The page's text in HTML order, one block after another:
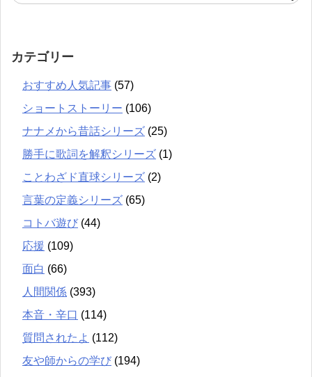
カテゴリー
おすすめ人気記事 (57)
ショートストーリー (106)
ナナメから昔話シリーズ (25)
勝手に歌詞を解釈シリーズ (1)
ことわざド直球シリーズ (2)
言葉の定義シリーズ (65)
コトバ遊び (44)
応援 (109)
面白 (66)
人間関係 (393)
本音・辛口 (114)
質問されたよ (112)
友や師からの学び (194)